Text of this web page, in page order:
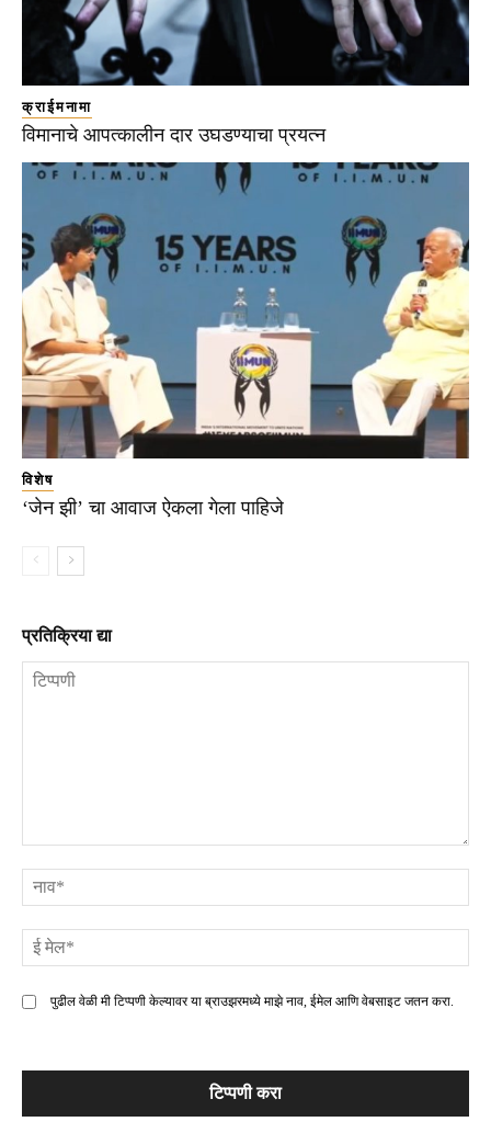
क्राईमनामा
विमानाचे आपत्कालीन दार उघडण्याचा प्रयत्न
विशेष
‘जेन झी’ चा आवाज ऐकला गेला पाहिजे
प्रतिक्रिया द्या
पुढील वेळी मी टिप्पणी केल्यावर या ब्राउझरमध्ये माझे नाव, ईमेल आणि वेबसाइट जतन करा.